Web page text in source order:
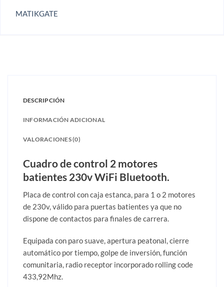
MATIKGATE
DESCRIPCIÓN
INFORMACIÓN ADICIONAL
VALORACIONES (0)
Cuadro de control 2 motores
batientes 230v WiFi Bluetooth.
Placa de control con caja estanca, para 1 o 2 motores
de 230v, válido para puertas batientes ya que no
dispone de contactos para finales de carrera.
Equipada con paro suave, apertura peatonal, cierre
automático por tiempo, golpe de inversión, función
comunitaria, radio receptor incorporado rolling code
433,92Mhz.